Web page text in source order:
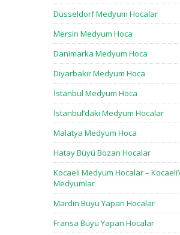
Düsseldorf Medyum Hocalar
Mersin Medyum Hoca
Danimarka Medyum Hoca
Diyarbakır Medyum Hoca
İstanbul Medyum Hoca
İstanbul’daki Medyum Hocalar
Malatya Medyum Hoca
Hatay Büyü Bozan Hocalar
Kocaeli Medyum Hocalar –
Medyumlar
Mardin Büyü Yapan Hocalar
Fransa Büyü Yapan Hocalar